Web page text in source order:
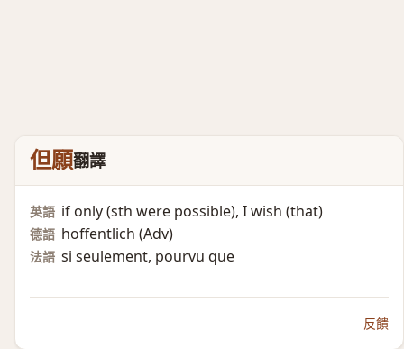
但願翻譯
英語 if only (sth were possible)​, I wish (that)​
德語 hoffentlich (Adv)​
法語 si seulement, pourvu que
反饋